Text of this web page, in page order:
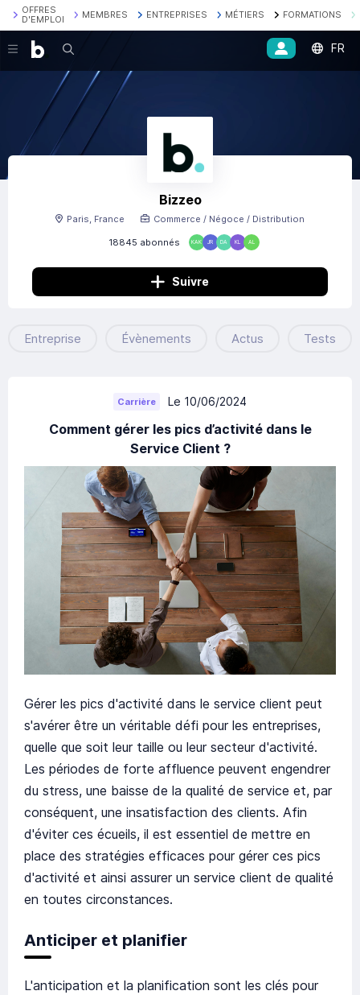
OFFRES
D'EMPLOI
MEMBRES ENTREPRISES MÉTIERS FORMATIONS
Recherche FR
Bizzeo
18845 abonnés KAK JR DA KL AL
Paris, France Commerce / Négoce / Distribution
Suivre
Entreprise Évènements Actus Tests
Carrière Le 10/06/2024
Comment gérer les pics d’activité dans le
Service Client ?
Gérer les pics d'activité dans le service client peut
s'avérer être un véritable défi pour les entreprises,
quelle que soit leur taille ou leur secteur d'activité.
Les périodes de forte affluence peuvent engendrer
du stress, une baisse de la qualité de service et, par
conséquent, une insatisfaction des clients. Afin
d'éviter ces écueils, il est essentiel de mettre en
place des stratégies efficaces pour gérer ces pics
d'activité et ainsi assurer un service client de qualité
en toutes circonstances.
Anticiper et planifier
L'anticipation et la planification sont les clés pour